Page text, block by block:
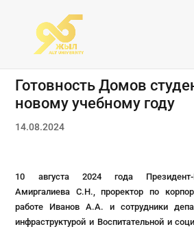
Готовность Домов
новому учебному году
14.08.2024
10 августа 2024 года Президент-
Амиргалиева С.Н., проректор по
работе Иванов А.А. и сотрудники
инфраструктурой и Воспитательной и